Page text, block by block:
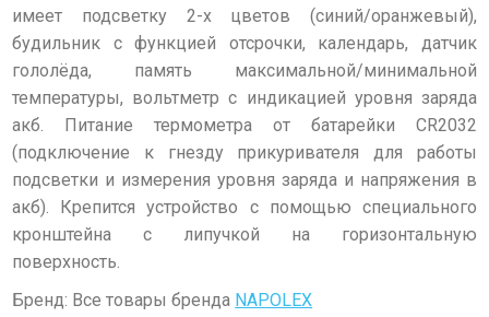
имеет подсветку 2-х цветов (синий/оранжевый),
будильник с функцией отсрочки, календарь, датчик
гололёда, память максимальной/минимальной
температуры, вольтметр с индикацией уровня заряда
акб. Питание термометра от батарейки CR2032
(подключение к гнезду прикуривателя для работы
подсветки и измерения уровня заряда и напряжения в
акб). Крепится устройство с помощью специального
кронштейна с липучкой на горизонтальную
поверхность.
Бренд: Все товары бренда NAPOLEX